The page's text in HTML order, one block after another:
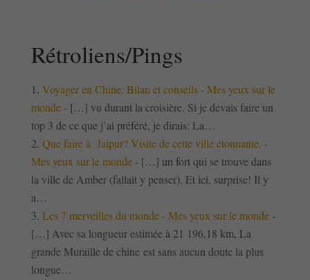
Rétroliens/Pings
Voyager en Chine: Bilan et conseils - Mes yeux sur le
monde- […] vu durant la croisière. Si je devais faire un
top 3 de ce que j’ai préféré, je dirais: La…
Que faire à Jaipur? Visite de cette ville étonnante. -
Mes yeux sur le monde- […] un fort qui se trouve dans
la ville de Amber (fallait y penser). Et ici, surprise! Il y
a…
Les 7 merveilles du monde - Mes yeux sur le monde-
[…] Avec sa longueur estimée à 21 196,18 km, La
grande Muraille de chine est sans aucun doute la plus
longue…